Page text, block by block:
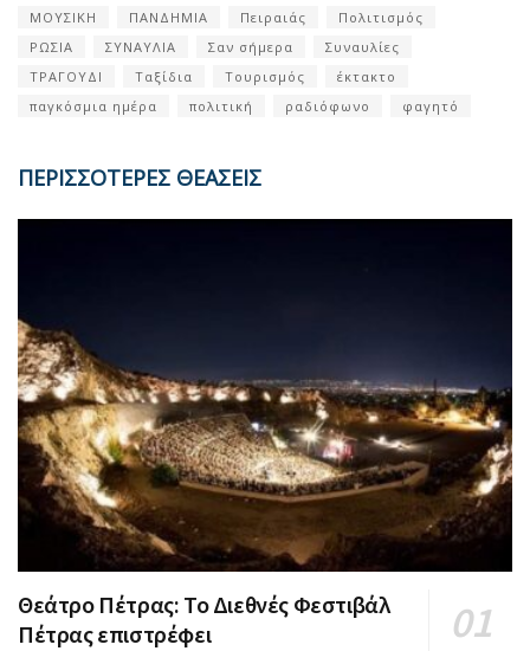
ΜΟΥΣΙΚΗ ΠΑΝΔΗΜΙΑ Πειραιάς
Πολιτισμός
ΡΩΣΙΑ
ΣΥΝΑΥΛΙΑ Σαν σήμερα
Συναυλίες
ΤΡΑΓΟΥΔΙ
Ταξίδια Τουρισμός
έκτακτο
παγκόσμια ημέρα
πολιτική ραδιόφωνο φαγητό
ΠΕΡΙΣΣΟΤΕΡΕΣ ΘΕΑΣΕΙΣ
Θεάτρο Πέτρας: Το Διεθνές Φεστιβάλ
Πέτρας επιστρέφει